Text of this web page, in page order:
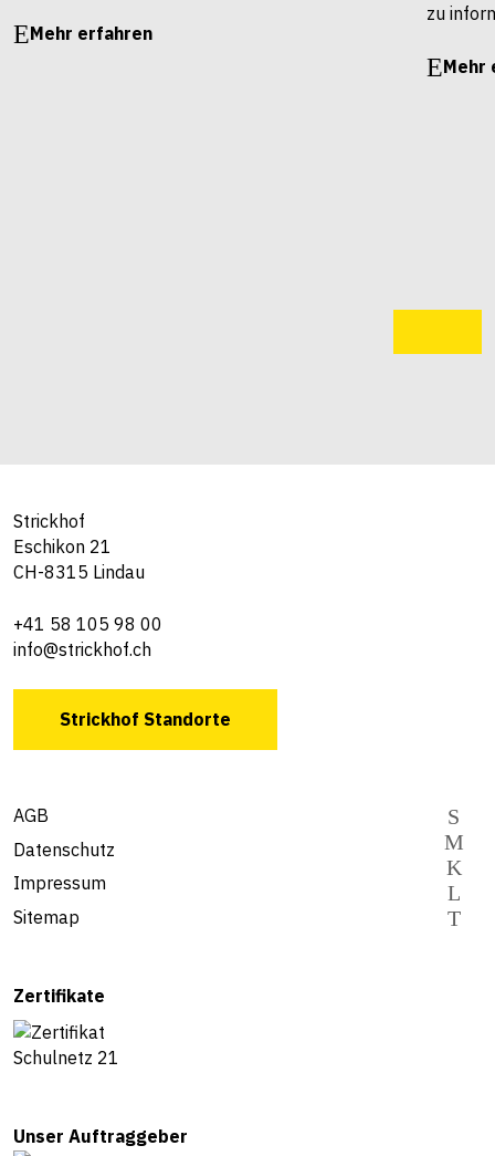
Mehr erfahren
zu
Mehr
Strickhof
Eschikon 21
CH-8315 Lindau
+41 58 105 98 00
info@strickhof.ch
Strickhof Standorte
AGB
Datenschutz
Impressum
Sitemap
Zertifikate
Unser Auftraggeber